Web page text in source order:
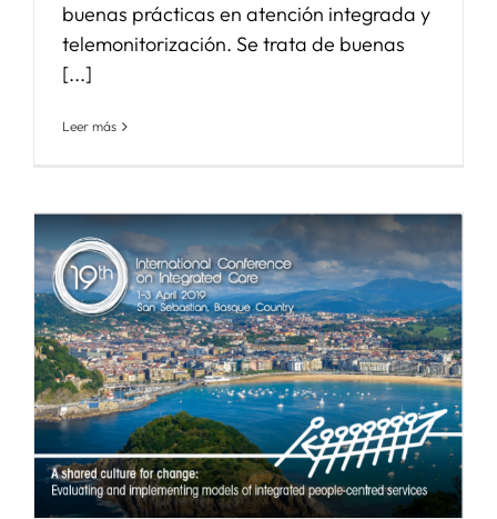
buenas prácticas en atención integrada y
telemonitorización. Se trata de buenas
[...]
Leer más